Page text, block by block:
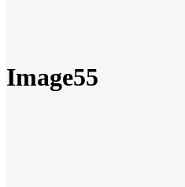
Image55